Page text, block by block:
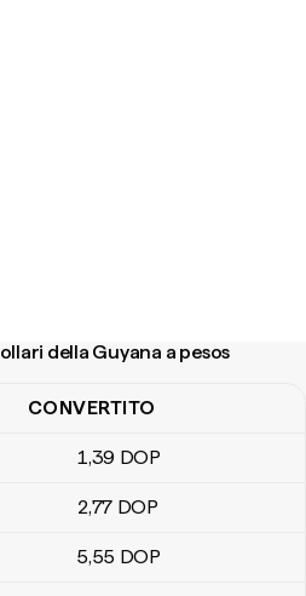
della Guyana a pesos
della Guyana a pesos dominicani
CONVERTITO
1,39 DOP
2,77 DOP
5,55 DOP